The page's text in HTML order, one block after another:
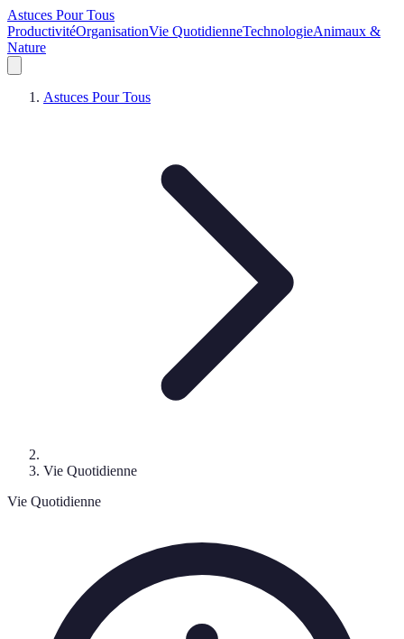
Astuces Pour Tous
ProductivitéOrganisationVie QuotidienneTechnologieAnimaux &
Nature
Astuces Pour Tous
Vie Quotidienne
Vie Quotidienne